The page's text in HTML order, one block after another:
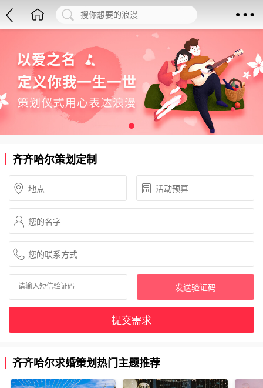
齐齐哈尔策划定制
发送验证码
提交需求
齐齐哈尔求婚策划热门主题推荐